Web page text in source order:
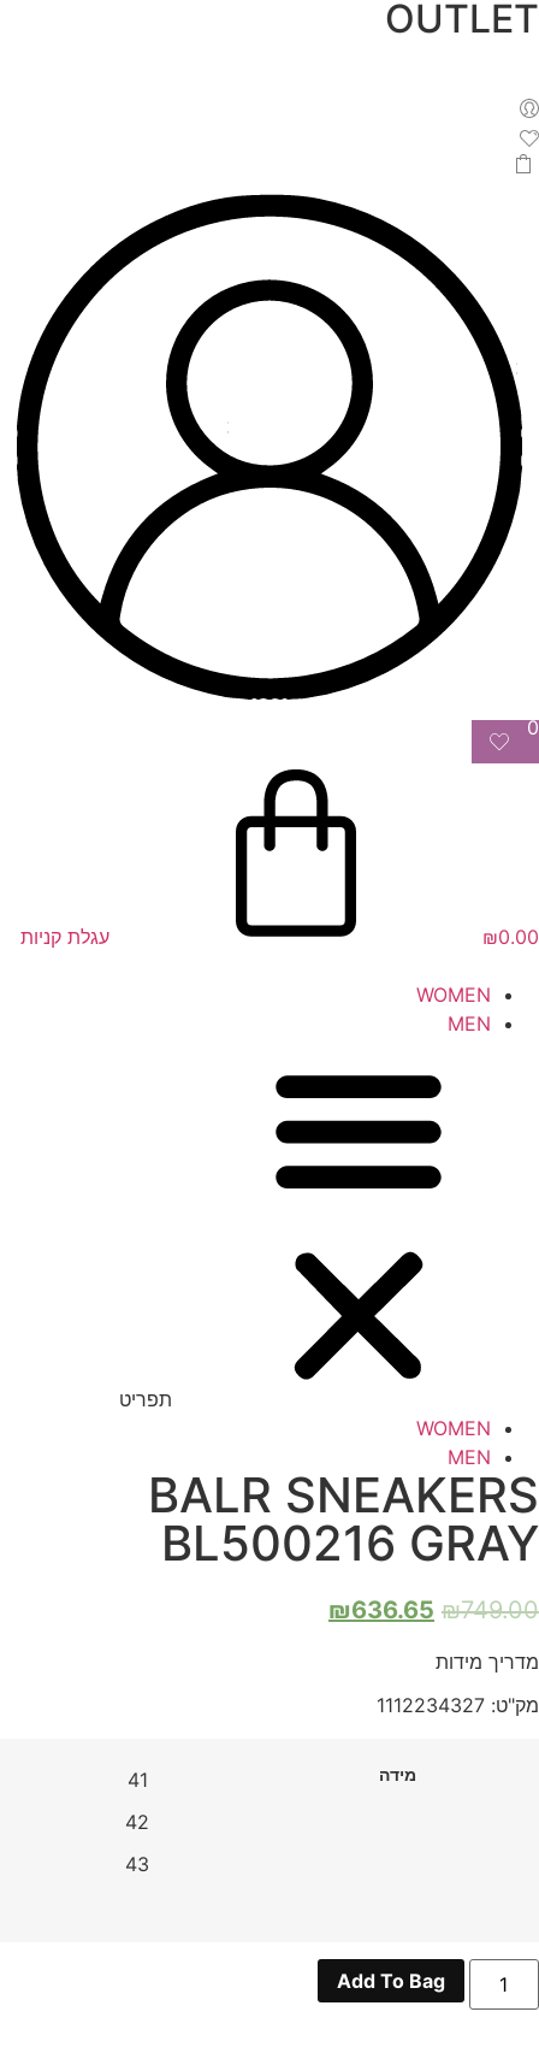
דלג
OUTLET
0
₪0.00 עגלת קניות
WOMEN
MEN
תפריט
WOMEN
MEN
BALR SNEAKERS
BL500216 GRAY
₪749.00
₪636.65
מדריך מידות
מק"ט: 1112234327
מידה
41
42
43
כמות
BALR
Add To Bag